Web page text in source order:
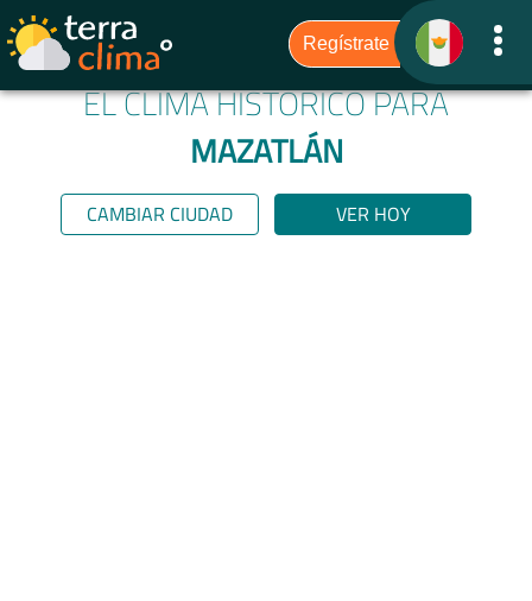
EL CLIMA HISTÓRICO PARA
MAZATLÁN
CAMBIAR CIUDAD VER HOY